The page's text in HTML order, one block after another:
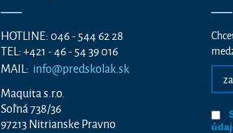
HOTLINE: 046 - 544 62 28
TEL: +421 - 46 - 54 39 016
MAIL: info@predskolak.sk
Maquita s.r.o.
Soľná 738/36
97213 Nitrianske Pravno